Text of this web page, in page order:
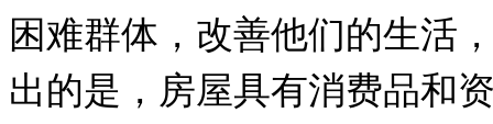
困难群体，改善他们的生活
出的是，房屋具有消费品和